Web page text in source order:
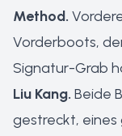
Method.
Vorderboots,
Signatur-Grab
Liu Kang. Beide
gestreckt, eines